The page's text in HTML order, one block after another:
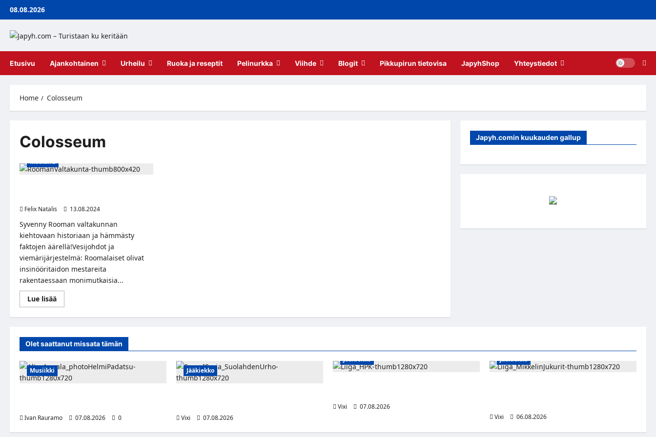
Skip08.08.2026
Etusivu Ajankohtainen Urheilu Ruoka ja reseptit Pelinurkka Viihde Blogit Pikkupirun tietovisa JapyhShop Yhteystiedot
Home Colosseum
Colosseum
Matkailu
Felix Natalis
13.08.2024
Syvenny Rooman valtakunnan
kiehtovaan historiaan ja hämmästy
faktojen äärellä!Vesijohdot ja
viemärijärjestelmä: Roomalaiset olivat
insinööritaidon mestareita
rakentaessaan monimutkaisia...
Lue lisääRead
more
Colosseumin
Numeroiden
Tarina!
Japyh.comin kuukauden gallup
Olet saattanut missata tämän
Musiikki
Ivan Rauramo
07.08.2026 0
Jääkiekko
Vixi
07.08.2026
Jääkiekko
Vixi
07.08.2026
Jääkiekko
Vixi
06.08.2026